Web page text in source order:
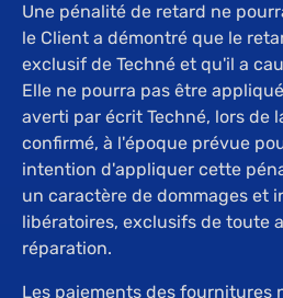
Une pénalité de retard ne
le Client a démontré que le
exclusif de Techné et qu'il a
Elle ne pourra pas être
averti par écrit Techné, lors de
confirmé, à l'époque prévue
intention d'appliquer cette
un caractère de dommages et
libératoires, exclusifs de toute
réparation.
Les paiements des fournitures